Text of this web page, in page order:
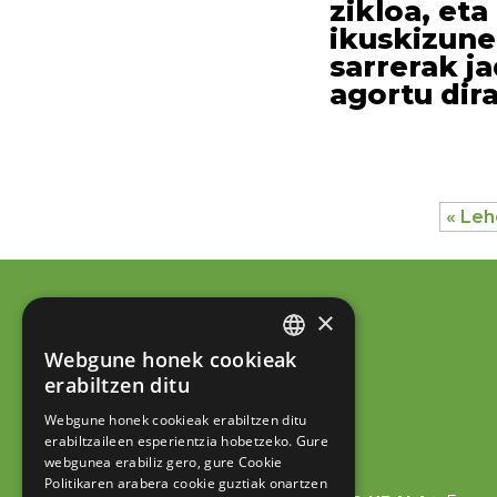
zikloa,
sarrerak
agortu
«
BASQUE
SPANISH
×
Webgune honek cookieak
erabiltzen ditu
Webgune honek cookieak erabiltzen ditu
erabiltzaileen esperientzia hobetzeko. Gure
webgunea erabiliz gero, gure Cookie
Politikaren arabera cookie guztiak onartzen